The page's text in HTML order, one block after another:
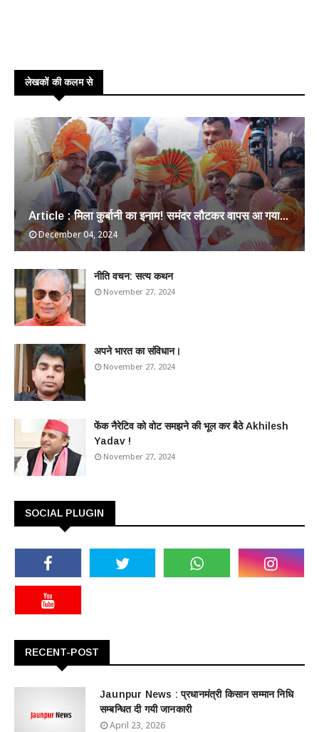
लेखकों की कलम से
Article : मिला कुर्बानी का इनाम! समंदर लौटकर वापस आ गया...
December 04, 2024
​नीति वचन: सत्य कथन
November 27, 2024
अपने भारत का संविधान।
November 27, 2024
फेंक नैरेटिव को वोट समझने की भूल कर बैठे Akhilesh
Yadav !
November 27, 2024
SOCIAL PLUGIN
RECENT-POST
Jaunpur News : ​प्रधानमंत्री किसान सम्मान निधि
सम्बन्धित दी गयी जानकारी
April 23, 2026